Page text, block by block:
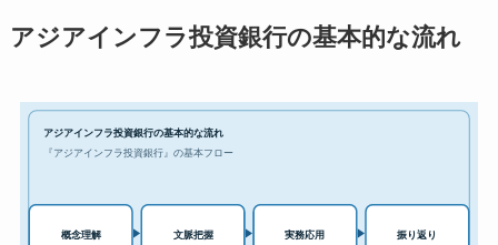
アジアインフラ投資銀行の基本的な流れ
アジアインフラ投資銀行の基本的な流れ
『アジアインフラ投資銀行』の基本フロー
概念理解 文脈把握 実務応用 振り返り